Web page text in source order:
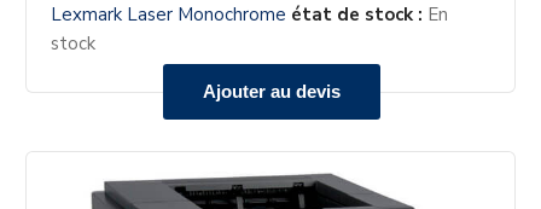
Ajouter au devis
Lexmark Laser Monochrome état de stock : En
stock